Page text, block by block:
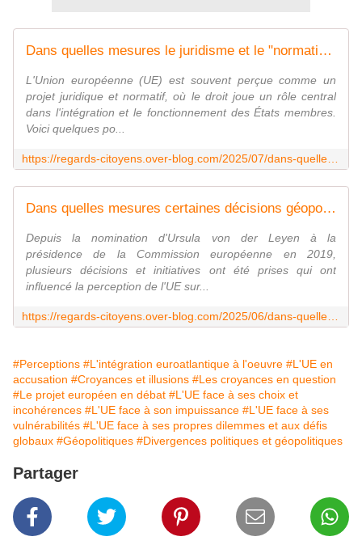
Dans quelles mesures le juridisme et le "normatisme" de l'Union européenne participent-ils à en asseoir l'intérêt, la légitimité, la puissance, la crédibilité ? Dans quelles mesures participent-ils à renforcer la démocratie et l'Etat de droit en son sein, ou à contrario à les affaiblir ? - Regards citoyens
L'Union européenne (UE) est souvent perçue comme un
projet juridique et normatif, où le droit joue un rôle central
dans l'intégration et le fonctionnement des États membres.
Voici quelques po...
Dans quelles mesures certaines décisions géopolitiques, politiques, sanitaires et économiques prises par l'Union européenne depuis la nomination de Mme Von der Layen à la présidence de la Commission européenne participent à fragiliser sa cohésion politique, à détériorer son image, à nuire à son efficacité et à consolider son impuissance ? - Regards citoyens
Depuis la nomination d'Ursula von der Leyen à la
présidence de la Commission européenne en 2019,
plusieurs décisions et initiatives ont été prises qui ont
influencé la perception de l'UE sur...
#Perceptions #L'intégration euroatlantique à l'oeuvre #L'UE en
accusation #Croyances et illusions #Les croyances en question
#Le projet européen en débat #L'UE face à ses choix et
incohérences #L'UE face à son impuissance #L'UE face à ses
vulnérabilités #L'UE face à ses propres dilemmes et aux défis
globaux #Géopolitiques #Divergences politiques et géopolitiques
Partager